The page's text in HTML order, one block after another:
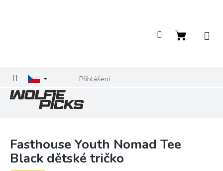
Přihlášení
Nákupní
Fasthouse Youth Nomad Tee
Black dětské tričko